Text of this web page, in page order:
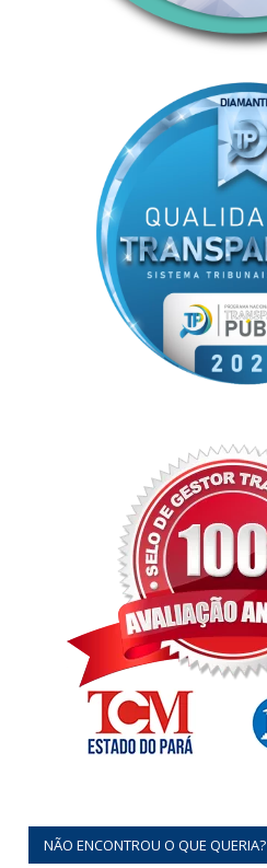
NÃO ENCONTROU O QUE QUERIA?